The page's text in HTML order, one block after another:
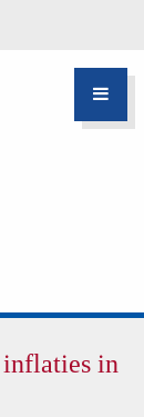
inflaties in